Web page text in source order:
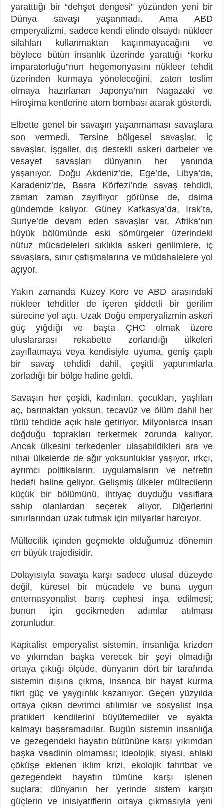
yaratttığı bir “dehşet dengesi” yüzünden yeni bir
Dünya savaşı yaşanmadı. Ama ABD
emperyalizmi, sadece kendi elinde olsaydı nükleer
silahları kullanmaktan kaçınmayacağını ve
böylece bütün insanlık üzerinde yarattığı “korku
imparatorluğu”nun hegemonyasını nükleer tehdit
üzerinden kurmaya yöneleceğini, zaten teslim
olmaya hazırlanan Japonya’nın Nagazaki ve
Hiroşima kentlerine atom bombası atarak gösterdi.
Elbette genel bir savaşın yaşanmaması savaşlara
son vermedi. Tersine bölgesel savaşlar, iç
savaşlar, işgaller, dış destekli askeri darbeler ve
vesayet savaşları dünyanın her yanında
yaşanıyor. Doğu Akdeniz’de, Ege’de, Libya’da,
Karadeniz’de, Basra Körfezi’nde savaş tehdidi,
zaman zaman zayıflıyor görünse de, daima
gündemde kalıyor. Güney Kafkasya’da, Irak’ta,
Suriye’de devam eden savaşlar var. Afrika’nın
büyük bölümünde eski sömürgeler üzerindeki
nüfuz mücadeleleri sıklıkla askeri gerilimlere, iç
savaşlara, sınır çatışmalarına ve müdahalelere yol
açıyor.
Yakın zamanda Kuzey Kore ve ABD arasındaki
nükleer tehditler de içeren şiddetli bir gerilim
sürecine yol açtı. Uzak Doğu emperyalizmin askeri
güç yığdığı ve başta ÇHC olmak üzere
uluslararası rekabette zorlandığı ülkeleri
zayıflatmaya veya kendisiyle uyuma, geniş çaplı
bir savaş tehdidi dahil, çeşitli yaptırımlarla
zorladığı bir bölge haline geldi.
Savaşın her çeşidi, kadınları, çocukları, yaşlıları
aç, barınaktan yoksun, tecavüz ve ölüm dahil her
türlü tehdide açık hale getiriyor. Milyonlarca insan
doğduğu toprakları terketmek zorunda kalıyor.
Ancak ülkesini terkedenler ulaşabildikleri ara ve
nihai ülkelerde de ağır yoksunluklar yaşıyor, ırkçı,
ayrımcı politikaların, uygulamaların ve nefretin
hedefi haline geliyor. Gelişmiş ülkeler mültecilerin
küçük bir bölümünü, ihtiyaç duyduğu vasıflara
sahip olanlardan seçerek alıyor. Diğerlerini
sınırlarından uzak tutmak için milyarlar harcıyor.
Mültecilik içinden geçmekte olduğumuz dönemin
en büyük trajedisidir.
Dolayısıyla savaşa karşı sadece ulusal düzeyde
değil, küresel bir mücadele ve buna uygun
enternasyonalist barış cephesi inşa edilmesi;
bunun için gecikmeden adımlar atılması
zorunludur.
Kapitalist emperyalist sistemin, insanlığa krizden
ve yıkımdan başka verecek bir şeyi olmadığı
ortaya çıktığı ölçüde, dünyanın dört bir tarafında
sistemin dışına çıkma, insanca bir hayat kurma
fikri güç ve yaygınlık kazanıyor. Geçen yüzyılda
ortaya çıkan devrimci atılımlar ve sosyalist inşa
pratikleri kendilerini büyütemediler ve ayakta
kalmayı başaramadılar. Bugün sistemin insanlığa
ve gezegendeki hayatın bütününe karşı yıkımdan
başka vaadinin olmaması; ideolojik, siyasi, ahlaki
çöküşe eklenen iklim krizi, ekolojik tahribat ve
gezegendeki hayatın tümüne karşı işlenen
suçlara; dünyanın her yerinde sistem karşıtı
güçlerin ve inisiyatiflerin ortaya çıkmasıyla yeni